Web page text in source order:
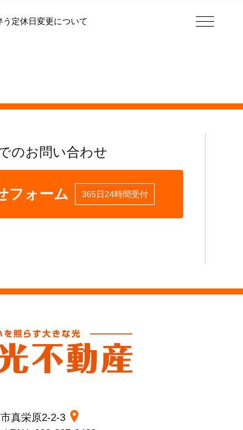
定休日変更について
のお問い合わせ
フォーム 365日24時間受付
真栄原2-2-3